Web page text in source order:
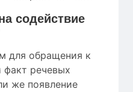
содействие
для обращения к
факт речевых
же появление